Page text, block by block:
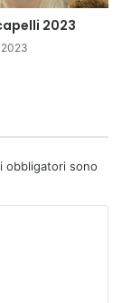
2023
obbligatori sono